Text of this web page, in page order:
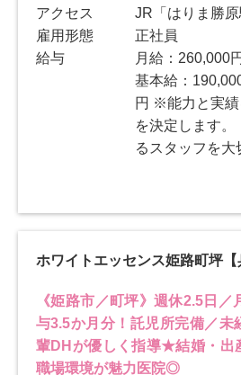
アクセス
JR「はりま勝
雇用形態
正社員
給与
月給：260,000
基本給：
円 ※能力と実
を決定します
るスタッフを大
ホワイトエッセンス姫路町坪【
《姫路市／町坪》週休2.5日
与3.5か月分！託児所完備／未
輩DHが優しく指導★結婚・出
職場環境が魅力医院◎